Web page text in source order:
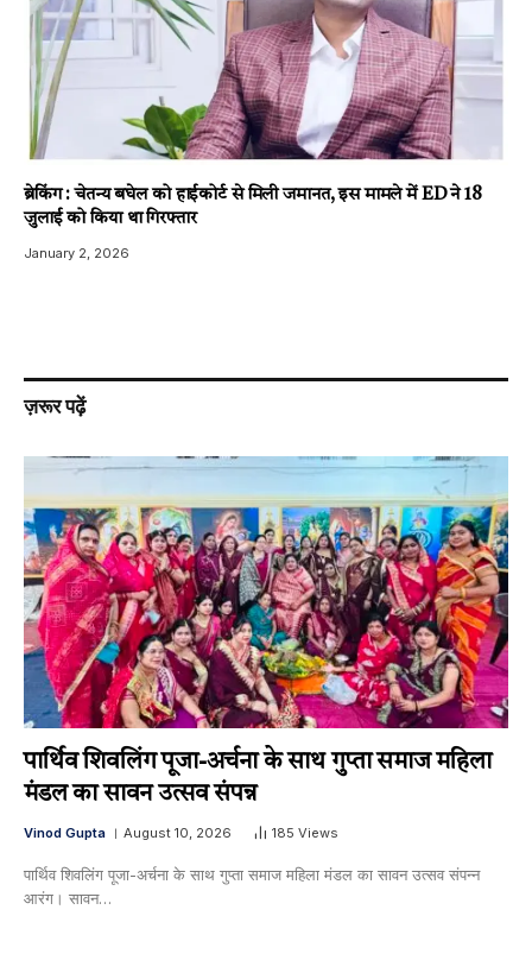
ब्रेकिंग : चेतन्य बघेल को हाईकोर्ट से मिली जमानत, इस मामले में ED ने 18
जुलाई को किया था गिरफ्तार
January 2, 2026
ज़रूर पढ़ें
पार्थिव शिवलिंग पूजा-अर्चना के साथ गुप्ता समाज महिला
मंडल का सावन उत्सव संपन्न
Vinod Gupta August 10, 2026 185 Views
पार्थिव शिवलिंग पूजा-अर्चना के साथ गुप्ता समाज महिला मंडल का सावन उत्सव संपन्न ​
आरंग। सावन…